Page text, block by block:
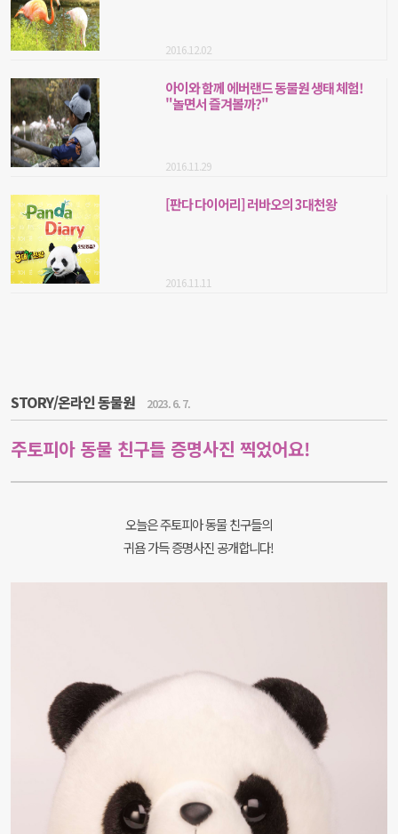
2016.12.02
아이와 함께 에버랜드 동물원 생태 체험!
"놀면서 즐겨볼까?"
2016.11.29
[판다 다이어리] 러바오의 3대천왕
2016.11.11
STORY/온라인 동물원 2023. 6. 7.
주토피아 동물 친구들 증명사진 찍었어요!
오늘은 주토피아 동물 친구들의
귀욤 가득 증명사진 공개합니다!